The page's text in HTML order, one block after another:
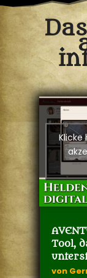
Klicke
Tool,
von